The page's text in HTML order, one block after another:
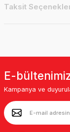
Taksit
E-
Kampanya ve